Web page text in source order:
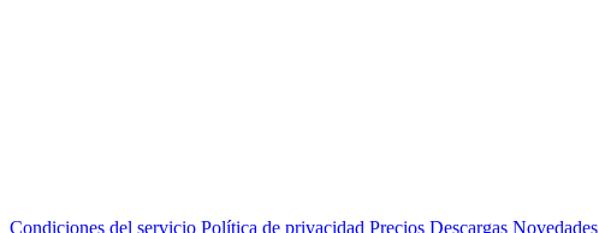
Condiciones del servicio Política de privacidad Precios Descargas Novedades